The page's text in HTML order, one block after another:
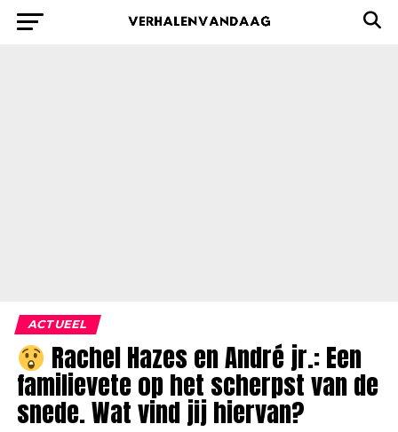
ACTUEEL
Rachel Hazes en André jr.: Een
familievete op het scherpst van de
snede. Wat vind jij hiervan?